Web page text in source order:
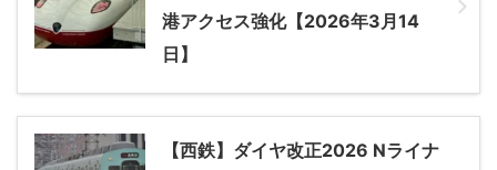
港アクセス強化【2026年3月14
日】
【西鉄】ダイヤ改正2026 Nライナ